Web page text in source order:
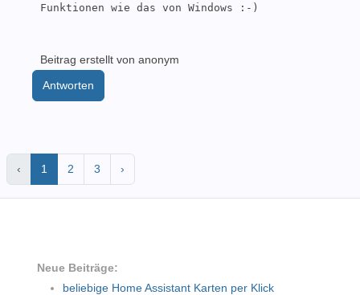
Funktionen wie das von Windows :-)
Beitrag erstellt von anonym
Antworten
‹ 1 2 3 ›
Neue Beiträge:
beliebige Home Assistant Karten per Klick